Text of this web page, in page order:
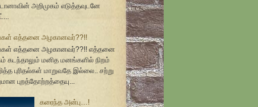
அறிமுகம் எடுத்தவுடனே
எத்தனை அழகானவர்??!!
எத்தனை அழகானவர்??!! எத்தனை
கடந்தாலும் மனித மனங்களில் நிறம்
புரிதல்கள் மாறுவதே இல்லை.. சற்று
புறத்தோற்றத்தையு...
கரைந்த அன்பு…!